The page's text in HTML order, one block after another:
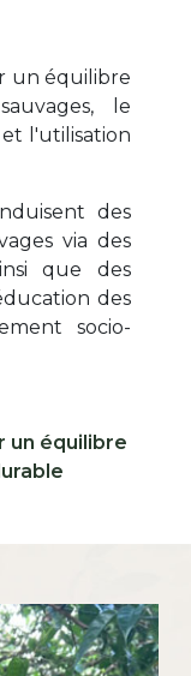
un équilibre
le
l'utilisation
des
via des
que des
des
socio-
3
3
un équilibre